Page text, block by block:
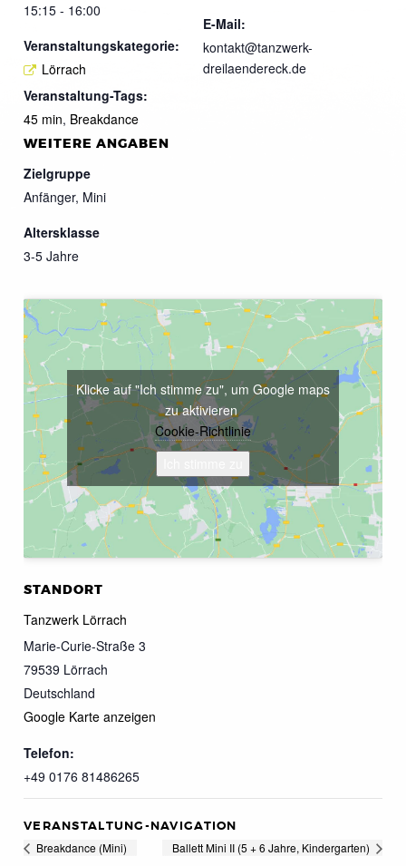
15:15 - 16:00
Veranstaltungskategorie:
Lörrach
Veranstaltung-Tags:
45 min, Breakdance
E-Mail:
kontakt@tanzwerk-
dreilaendereck.de
WEITERE ANGABEN
Zielgruppe
Anfänger, Mini
Altersklasse
3-5 Jahre
STANDORT
Tanzwerk Lörrach
Marie-Curie-Straße 3
79539 Lörrach
Deutschland
Google Karte anzeigen
Telefon:
+49 0176 81486265
Klicke auf "Ich stimme zu", um Google maps
zu aktivieren
Cookie-Richtlinie
VERANSTALTUNG-NAVIGATION
Breakdance (Mini) Ballett Mini II (5 + 6 Jahre, Kindergarten)